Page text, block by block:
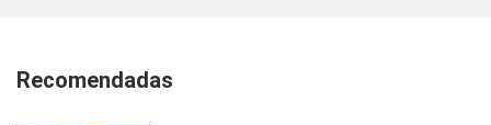
Recomendadas